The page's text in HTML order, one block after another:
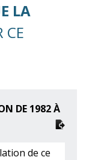
LA
CE
DE 1982 À
de ce